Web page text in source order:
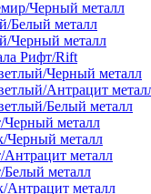
Черный металл
Белый металл
Черный металл
Рифт/Rift
Черный металл
Антрацит
Белый металл
металл
Черный металл
металл
металл
Антрацит металл